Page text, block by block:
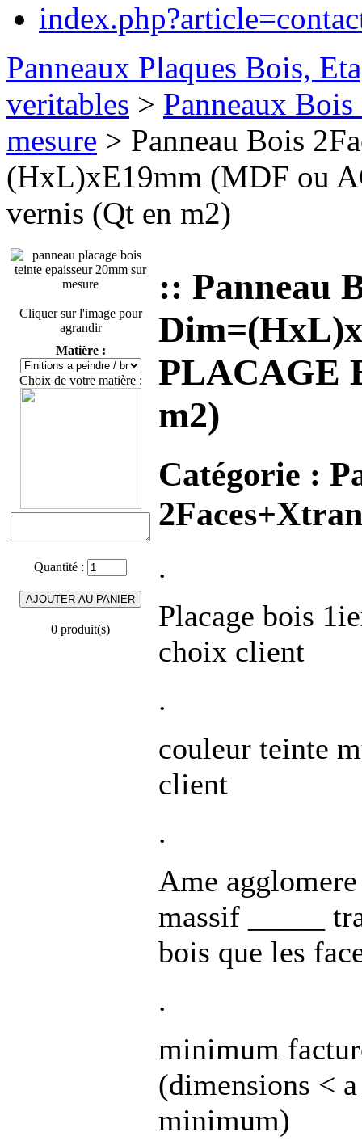
Panneaux Plaques Bois,
veritables > Panneaux
mesure > Panneau Bois
(HxL)xE19mm (MDF ou
vernis (Qt en m2)
Cliquer sur l'image pour
agrandir
Matière :
Choix de votre matière :
Quantité :
0 produit(s)
:: Panneau
PLACAGE
m2)
Catégorie :
.
Placage bois
choix client
.
couleur teinte
client
.
Ame
massif _____
bois que les
.
minimum
(dimensions <
minimum)